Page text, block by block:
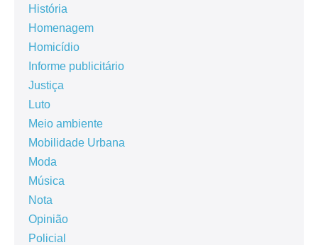
História
Homenagem
Homicídio
Informe publicitário
Justiça
Luto
Meio ambiente
Mobilidade Urbana
Moda
Música
Nota
Opinião
Policial